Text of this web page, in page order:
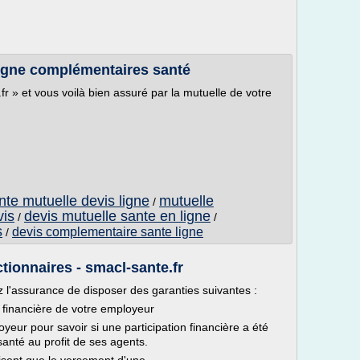
complémentaires santé
» et vous voilà bien assuré par la mutuelle de votre
mutuelle devis ligne / mutuelle
/ devis mutuelle sante en ligne /
/ devis complementaire sante ligne
- smacl-sante.fr
l'assurance de disposer des garanties suivantes :
de votre employeur
pour savoir si une participation financière a été
au profit de ses agents.